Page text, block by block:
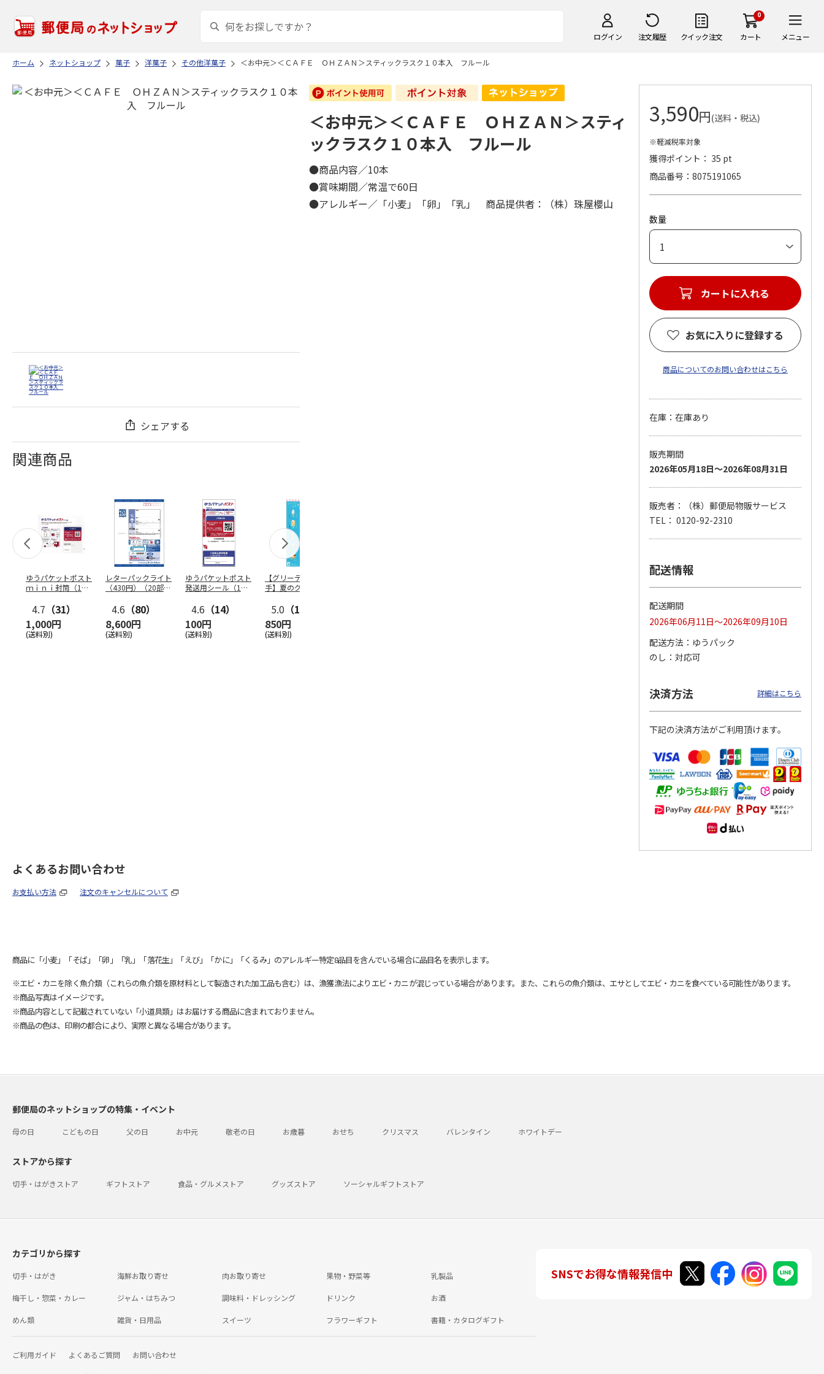
ログイン 注文履歴 クイック注文
0
カート メニュー
ホーム ネットショップ 菓子 洋菓子 その他洋菓子 ＜お中元＞＜ＣＡＦＥ ＯＨＺＡＮ＞スティックラスク１０本入 フルール
シェアする
関連商品
ゆうパケットポスト
ｍｉｎｉ封筒（1個
4.7 （31）
1,000円
(送料別)
レターパックライト
（430円）（20部セ
4.6 （80）
8,600円
(送料別)
ゆうパケットポスト
発送用シール（1個
4.6 （14）
100円
(送料別)
【グリーティング切
手】夏のグリーティ
5.0 （10）
850円
(送料別)
手】ハッピーグリー
【グリーティング切
手】グリーティング
円…
4.8（11）
5,500円
通切手・千鳥（1シ
11,000円
＜お中元＞＜ＣＡＦＥ ＯＨＺＡＮ＞スティ
ックラスク１０本入 フルール
●商品内容／10本
●賞味期間／常温で60日
●アレルギー／「小麦」「卵」「乳」 商品提供者：（株）珠屋櫻山
3,590円(送料・税込)
※軽減税率対象
獲得ポイント： 35 pt
商品番号
8075191065
数量
カートに入れる
お気に入りに登録する
商品についてのお問い合わせはこちら
在庫：在庫あり
販売期間
2026年05月18日～2026年08月31日
販売者：（株）郵便局物販サービス
TEL： 0120-92-2310
配送情報
配送期間
2026年06月11日～2026年09月10日
配送方法
ゆうパック
のし
対応可
決済方法 詳細はこちら
下記の決済方法がご利用頂けます。
よくあるお問い合わせ
お支払い方法 注文のキャンセルについて
商品に「小麦」「そば」「卵」「乳」「落花生」「えび」「かに」「くるみ」のアレルギー特定8品目を含んでいる場合に品目名を表示します。
※エビ・カニを除く魚介類（これらの魚介類を原材料として製造された加工品も含む）は、漁獲漁法によりエビ・カニが混じっている場合があります。また、これらの魚介類は、エサとしてエビ・カニを食べている可能性があります。
※商品写真はイメージです。
※商品内容として記載されていない「小道具類」はお届けする商品に含まれておりません。
※商品の色は、印刷の都合により、実際と異なる場合があります。
郵便局のネットショップの特集・イベント
母の日 こどもの日 父の日 お中元 敬老の日 お歳暮 おせち クリスマス バレンタイン ホワイトデー
ストアから探す
切手・はがきストア ギフトストア 食品・グルメストア グッズストア ソーシャルギフトストア
カテゴリから探す
切手・はがき 海鮮お取り寄せ 肉お取り寄せ 果物・野菜等 乳製品
梅干し・惣菜・カレー ジャム・はちみつ 調味料・ドレッシング ドリンク お酒
めん類 雑貨・日用品 スイーツ フラワーギフト 書籍・カタログギフト
ご利用ガイド よくあるご質問 お問い合わせ
SNSでお得な情報発信中